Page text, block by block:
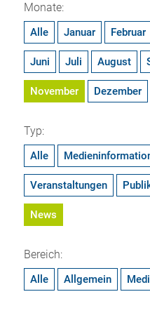
Monate:
Alle Januar Februar
Juni Juli August
November Dezember
Typ:
Alle
Veranstaltungen
News
Bereich:
Alle Allgemein